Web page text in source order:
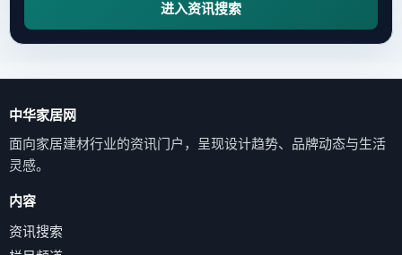
进入资讯搜索
中华家居网
面向家居建材行业的资讯门户，呈现设计趋势、品牌动态与生活
灵感。
内容
资讯搜索